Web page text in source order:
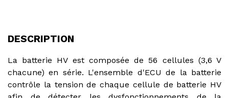
DESCRIPTION
La batterie HV est composée de 56 cellules (3,6 V
chacune) en série. L'ensemble d'ECU de la batterie
contrôle la tension de chaque cellule de batterie HV